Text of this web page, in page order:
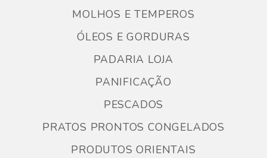
MOLHOS E TEMPEROS
ÓLEOS E GORDURAS
PADARIA LOJA
PANIFICAÇÃO
PESCADOS
PRATOS PRONTOS CONGELADOS
PRODUTOS ORIENTAIS